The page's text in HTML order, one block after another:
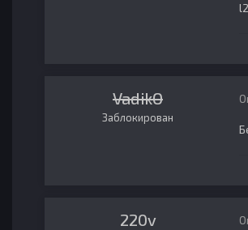
VadikO
Заблокирован
220v